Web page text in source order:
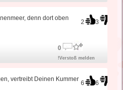
2 3
denn dort oben
0
!Verstoß melden
6 6
vertreibt Deinen Kummer